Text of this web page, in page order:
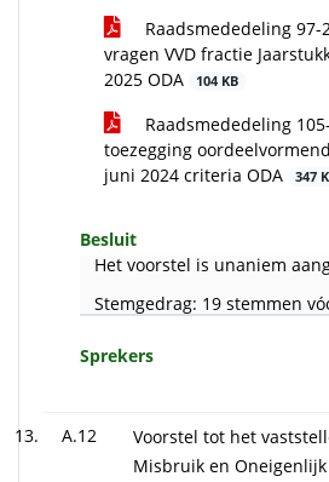
Raadsmededeling
vragen VVD fractie
2025 ODA
104 KB
Raadsmededeling
toezegging
juni 2024 criteria ODA
347
Besluit
Het voorstel is unaniem
Stemgedrag: 19 stemmen
Sprekers
A.12
Voorstel tot het
Misbruik en